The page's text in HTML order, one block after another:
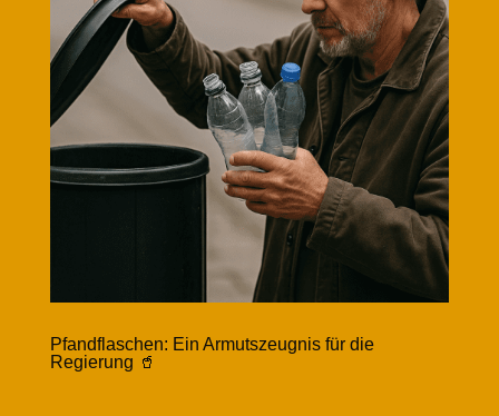
Pfandflaschen: Ein Armutszeugnis für die
Regierung 🥤